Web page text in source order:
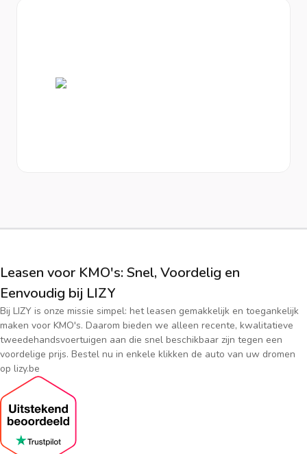
Leasen voor KMO's: Snel, Voordelig en
Eenvoudig bij LIZY
Bij LIZY is onze missie simpel: het leasen gemakkelijk en toegankelijk
maken voor KMO's. Daarom bieden we alleen recente, kwalitatieve
tweedehandsvoertuigen aan die snel beschikbaar zijn tegen een
voordelige prijs. Bestel nu in enkele klikken de auto van uw dromen
op lizy.be